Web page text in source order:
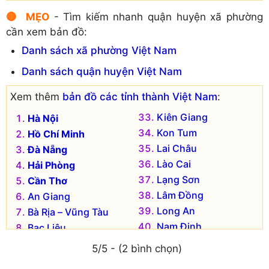
🔴 MẸO- Tìm kiếm nhanh quận huyện xã phường
cần xem bản đồ:
Danh sách xã phường Việt Nam
Danh sách quận huyện Việt Nam
Xem thêm bản đồ các tỉnh thành Việt Nam:
Hà Nội
Hồ Chí Minh
Đà Nẵng
Hải Phòng
Cần Thơ
An Giang
Bà Rịa – Vũng Tàu
Bạc Liêu
Kiên Giang
Kon Tum
Lai Châu
Lào Cai
Lạng Sơn
Lâm Đồng
Long An
Nam Định
Nghệ An
Ninh Bình
5/5 - (2 bình chọn)